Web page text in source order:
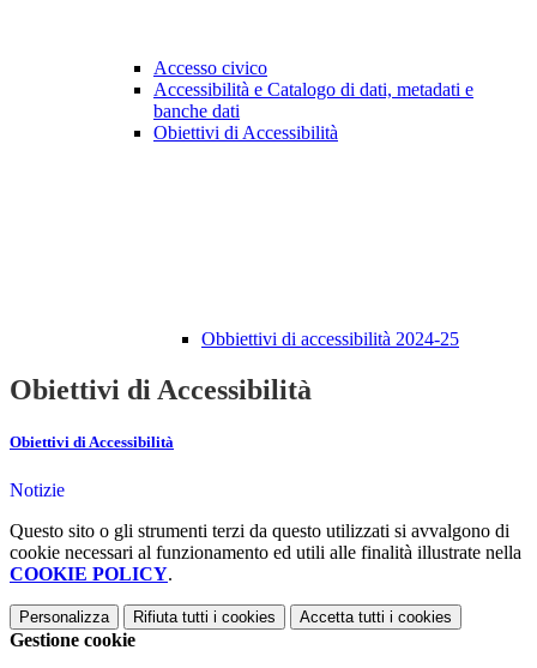
Accesso civico
Accessibilità e Catalogo di dati, metadati e
banche dati
Obiettivi di Accessibilità
Obbiettivi di accessibilità 2024-25
Obiettivi di Accessibilità
Obiettivi di Accessibilità
Notizie
Questo sito o gli strumenti terzi da questo utilizzati si avvalgono di
cookie necessari al funzionamento ed utili alle finalità illustrate nella
COOKIE POLICY.
Personalizza Rifiuta tutti i cookies Accetta tutti i cookies
Gestione cookie